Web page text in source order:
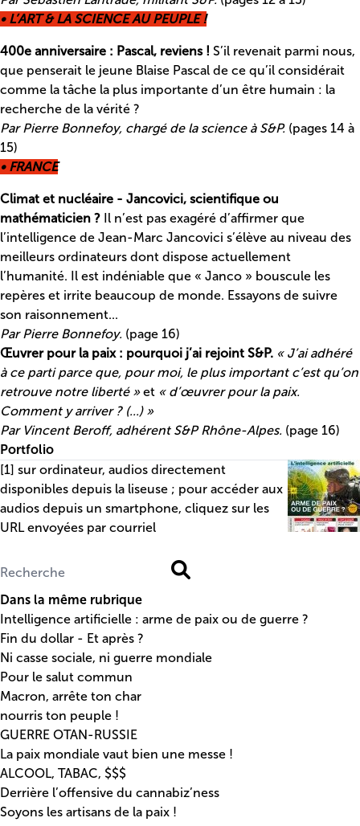
• L’ART & LA SCIENCE AU PEUPLE !
400e anniversaire : Pascal, reviens ! S’il revenait parmi nous,
que penserait le jeune Blaise Pascal de ce qu’il considérait
comme la tâche la plus importante d’un être humain : la
recherche de la vérité ?
Par Pierre Bonnefoy, chargé de la science à S&P. (pages 14 à
15)
• FRANCE
Climat et nucléaire - Jancovici, scientifique ou
mathématicien ? Il n’est pas exagéré d’affirmer que
l’intelligence de Jean-Marc Jancovici s’élève au niveau des
meilleurs ordinateurs dont dispose actuellement
l’humanité. Il est indéniable que « Janco » bouscule les
repères et irrite beaucoup de monde. Essayons de suivre
son raisonnement...
Par Pierre Bonnefoy. (page 16)
Œuvrer pour la paix : pourquoi j’ai rejoint S&P. « J’ai adhéré
à ce parti parce que, pour moi, le plus important c’est qu’on
retrouve notre liberté »et « d’œuvrer pour la paix.
Comment y arriver ? (...) »
Par Vincent Beroff, adhérent S&P Rhône-Alpes. (page 16)
Portfolio
[1] sur ordinateur, audios directement
disponibles depuis la liseuse ; pour accéder aux
audios depuis un smartphone, cliquez sur les
URL envoyées par courriel
Dans la même rubrique
Intelligence artificielle : arme de paix ou de guerre ?
Fin du dollar - Et après ?
Ni casse sociale, ni guerre mondiale
Pour le salut commun
Macron, arrête ton char
nourris ton peuple !
GUERRE OTAN-RUSSIE
La paix mondiale vaut bien une messe !
ALCOOL, TABAC, $$$
Derrière l’offensive du cannabiz’ness
Soyons les artisans de la paix !